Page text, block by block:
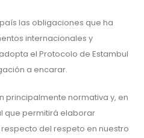
las obligaciones que ha
internacionales y
el Protocolo de Estambul
a encarar.
principalmente normativa y, en
que permitirá elaborar
del respeto en nuestro